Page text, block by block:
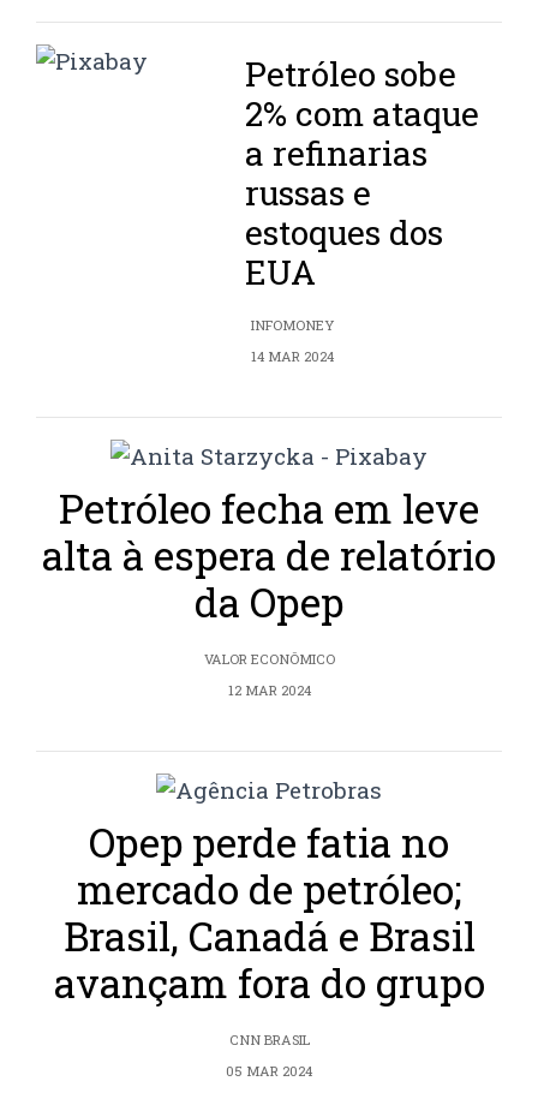
Petróleo sobe
2% com ataque
a refinarias
russas e
estoques dos
EUA
INFOMONEY
14 MAR 2024
Petróleo fecha em leve
alta à espera de relatório
da Opep
VALOR ECONÔMICO
12 MAR 2024
Opep perde fatia no
mercado de petróleo;
Brasil, Canadá e Brasil
avançam fora do grupo
CNN BRASIL
05 MAR 2024